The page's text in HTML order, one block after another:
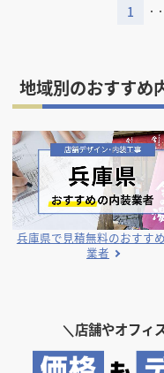
1 ・
地域別のおすすめ
兵庫県で見積無料のおすす
業者
＼店舗やオフィ